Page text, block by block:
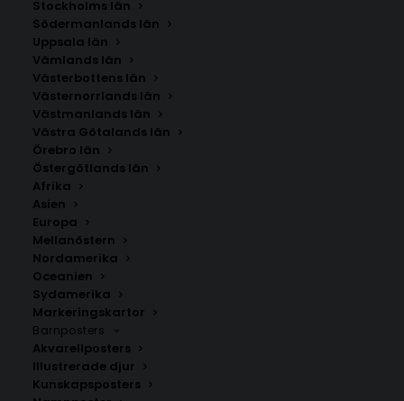
Stockholms län
Södermanlands län
Uppsala län
Vämlands län
Västerbottens län
Västernorrlands län
Västmanlands län
Västra Götalands län
Örebro län
Östergötlands län
Afrika
Asien
Europa
Mellanöstern
Nordamerika
Oceanien
Sydamerika
Markeringskartor
Barnposters
Akvarellposters
Illustrerade djur
Kunskapsposters
Valjevo
Storlek
350.00kr
Handritad karta över Valjevo i
Välj mellan fyra olika storlekar: 50×70 cm, 40×50 cm,
30×40 cm och 21×30 cm.
Serbien